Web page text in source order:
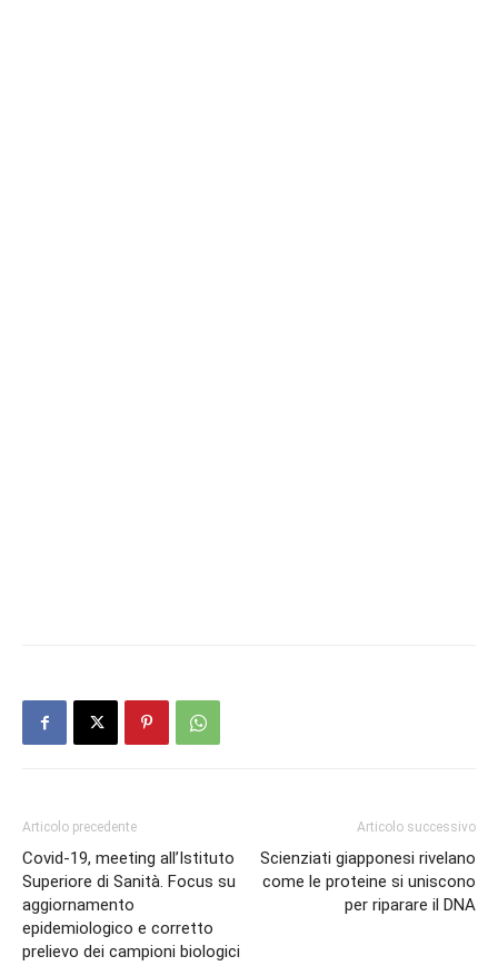
Articolo precedente
Covid-19, meeting all’Istituto
Superiore di Sanità. Focus su
aggiornamento
epidemiologico e corretto
prelievo dei campioni biologici
Articolo successivo
Scienziati giapponesi rivelano
come le proteine si uniscono
per riparare il DNA